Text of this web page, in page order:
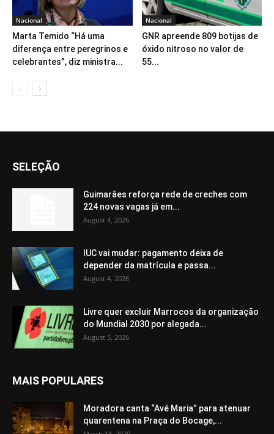
Nacional
Marta Temido “Há uma
diferença entre peregrinos e
celebrantes”, diz ministra...
Nacional
GNR apreende 809 botijas de
óxido nitroso no valor de
55...
SELEÇÃO
Guimarães reforça rede de creches com
224 novas vagas já em...
August 4, 2026
IUC vai mudar: pagamento deixa de
depender da matrícula e passa...
August 4, 2026
Livre quer excluir Marrocos da organização
do Mundial 2030 por alegada...
August 5, 2026
MAIS POPULARES
Moradora canta “Avé Maria” para atenuar
quarentena na Praça do Bocage,...